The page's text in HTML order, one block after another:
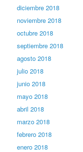
diciembre 2018
noviembre 2018
octubre 2018
septiembre 2018
agosto 2018
julio 2018
junio 2018
mayo 2018
abril 2018
marzo 2018
febrero 2018
enero 2018